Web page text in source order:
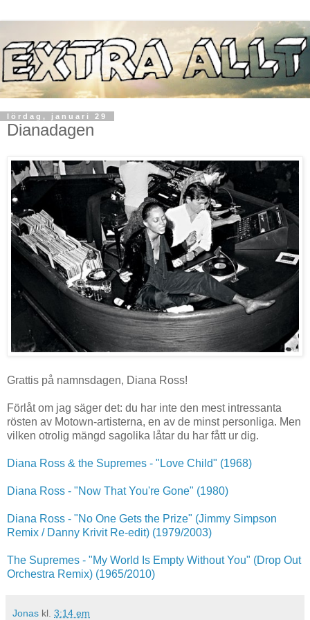
lördag, januari 29
Dianadagen
Grattis på namnsdagen, Diana Ross!
Förlåt om jag säger det: du har inte den mest intressanta
rösten av Motown-artisterna, en av de minst personliga. Men
vilken otrolig mängd sagolika låtar du har fått ur dig.
Diana Ross & the Supremes - "Love Child" (1968)
Diana Ross - "Now That You're Gone" (1980)
Diana Ross - "No One Gets the Prize" (Jimmy Simpson
Remix / Danny Krivit Re-edit) (1979/2003)
The Supremes - "My World Is Empty Without You" (Drop Out
Orchestra Remix) (1965/2010)
Jonas kl. 3:14 em